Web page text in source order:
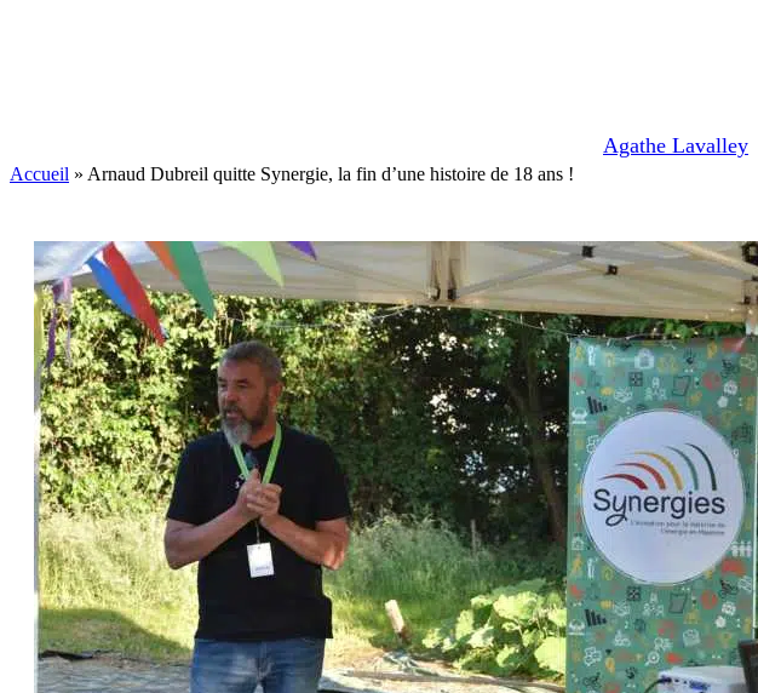
Agathe Lavalley
Accueil » Arnaud Dubreil quitte Synergie, la fin d’une histoire de 18 ans !